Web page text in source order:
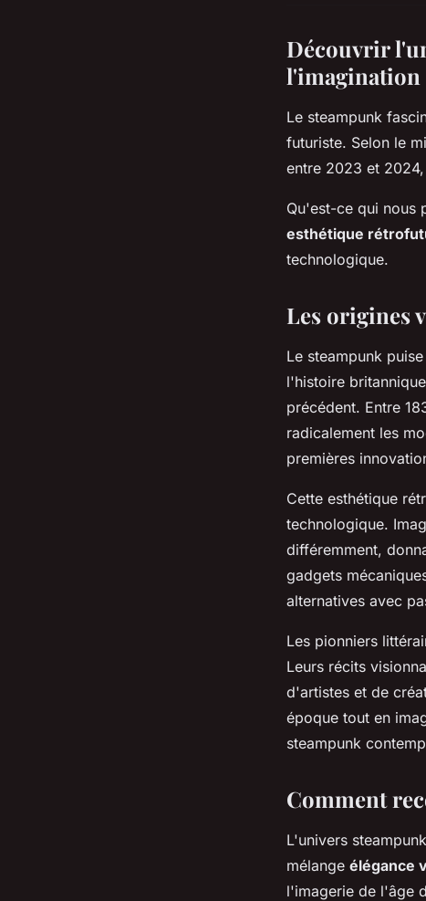
Découvrir
Le steampunk
futuriste. Selon le
entre 2023 et
Qu'est-ce qui nous
esthétique
technologique.
Les origines
Le steampunk
l'histoire
précédent. Entre
radicalement les
premières
Cette esthétique
technologique.
différemment,
gadgets
alternatives avec
Les pionniers
Leurs récits
d'artistes et de
époque tout en
steampunk
Comment
L'univers
mélange élégance
l'imagerie de l'âge